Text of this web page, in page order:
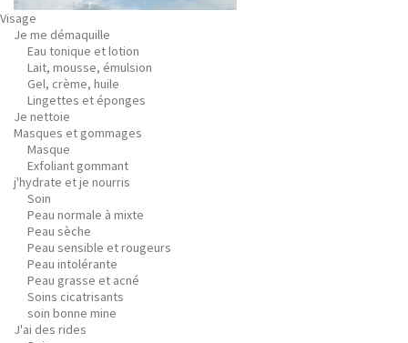
Visage
Je me démaquille
Eau tonique et lotion
Lait, mousse, émulsion
Gel, crème, huile
Lingettes et éponges
Je nettoie
Masques et gommages
Masque
Exfoliant gommant
j'hydrate et je nourris
Soin
Peau normale à mixte
Peau sèche
Peau sensible et rougeurs
Peau intolérante
Peau grasse et acné
Soins cicatrisants
soin bonne mine
J'ai des rides